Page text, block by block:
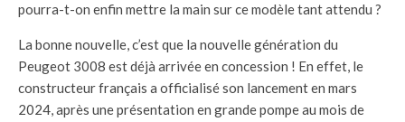
pourra-t-on enfin mettre la main sur ce modèle tant attendu ?
La bonne nouvelle, c’est que la nouvelle génération du
Peugeot 3008 est déjà arrivée en concession ! En effet, le
constructeur français a officialisé son lancement en mars
2024, après une présentation en grande pompe au mois de